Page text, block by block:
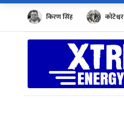
किरण सिंह कोटेश्वर